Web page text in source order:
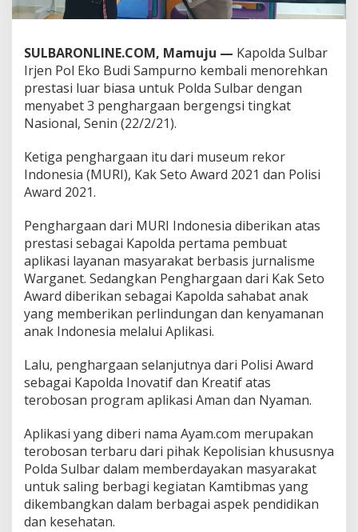
e
g
h
g
a
n
S
e
i
u
s
,
S
a
l
h
S
a
u
n
y
a
d
a
r
SULBARONLINE.COM, Mamuju — Kapolda Sulbar
Irjen Pol Eko Budi Sampurno kembali menorehkan
prestasi luar biasa untuk Polda Sulbar dengan
menyabet 3 penghargaan bergengsi tingkat
Nasional, Senin (22/2/21).
Ketiga penghargaan itu dari museum rekor
Indonesia (MURI), Kak Seto Award 2021 dan Polisi
Award 2021.
Penghargaan dari MURI Indonesia diberikan atas
prestasi sebagai Kapolda pertama pembuat
aplikasi layanan masyarakat berbasis jurnalisme
Warganet. Sedangkan Penghargaan dari Kak Seto
Award diberikan sebagai Kapolda sahabat anak
yang memberikan perlindungan dan kenyamanan
anak Indonesia melalui Aplikasi.
Lalu, penghargaan selanjutnya dari Polisi Award
sebagai Kapolda Inovatif dan Kreatif atas
terobosan program aplikasi Aman dan Nyaman.
Aplikasi yang diberi nama Ayam.com merupakan
terobosan terbaru dari pihak Kepolisian khususnya
Polda Sulbar dalam memberdayakan masyarakat
untuk saling berbagi kegiatan Kamtibmas yang
dikembangkan dalam berbagai aspek pendidikan
dan kesehatan.